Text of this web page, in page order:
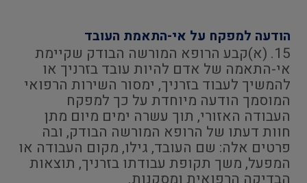
הודעה למפקח על אי-התאמת העובד
15. (א)קבע הרופא המורשה הבודק שקיימת
אי-התאמה של אדם להיות עובד בזרניך או
להמשיך לעבוד בזרניך, ימסור השירות הרפואי
המוסמך הודעה מיוחדת על כך למפקח
העבודה האזורי, תוך עשרה ימים מיום מתן
חוות דעתו של הרופא המורשה הבודק, ובה
פרטים אלה: שם העובד, גילו, מקום העבודה או
המפעל, משך תקופת עבודתו בזרניך, תוצאות